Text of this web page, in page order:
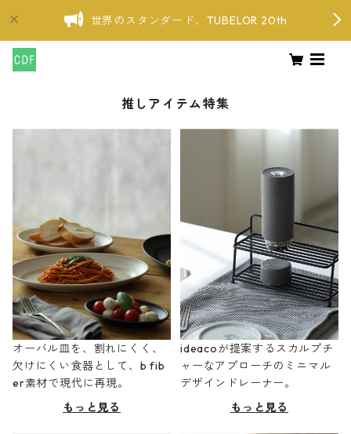
世界のスタンダード、TUBELOR 20th
推しアイテム特集
オーバル皿を、割れにくく、
欠けにくい食器として、b fib
er素材で現代に再現。
もっと見る
ideacoが提案するスカルプチ
ャーなアプローチのミニマル
デザインドレーナー。
もっと見る